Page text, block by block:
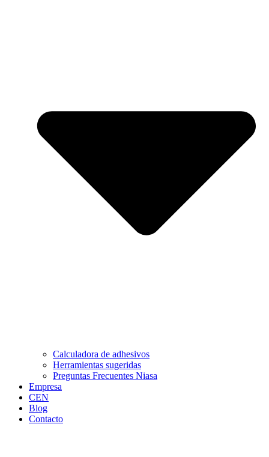
Calculadora de adhesivos
Herramientas sugeridas
Preguntas Frecuentes Niasa
Empresa
CEN
Blog
Contacto